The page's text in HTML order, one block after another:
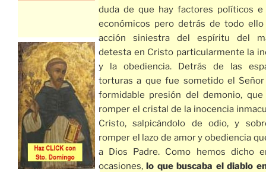
duda de que hay factores políticos e
económicos pero detrás de todo
acción siniestra del espíritu del
detesta en Cristo particularmente la
y la obediencia. Detrás de las
torturas a que fue sometido el
formidable presión del demonio,
romper el cristal de la inocencia
Cristo, salpicándolo de odio, y
romper el lazo de amor y obediencia
a Dios Padre. Como hemos dicho
ocasiones,lo que buscaba el diablo